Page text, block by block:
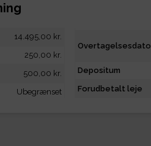
14.495,00 kr.
250,00 kr.
500,00 kr.
Ubegrænset
Overtagelsesdato
Depositum
Forudbetalt leje